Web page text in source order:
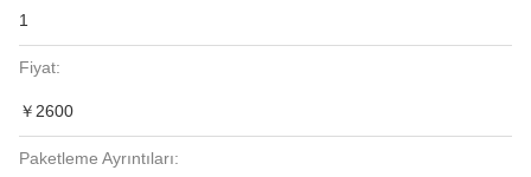
1
Fiyat:
￥2600
Paketleme Ayrıntıları: